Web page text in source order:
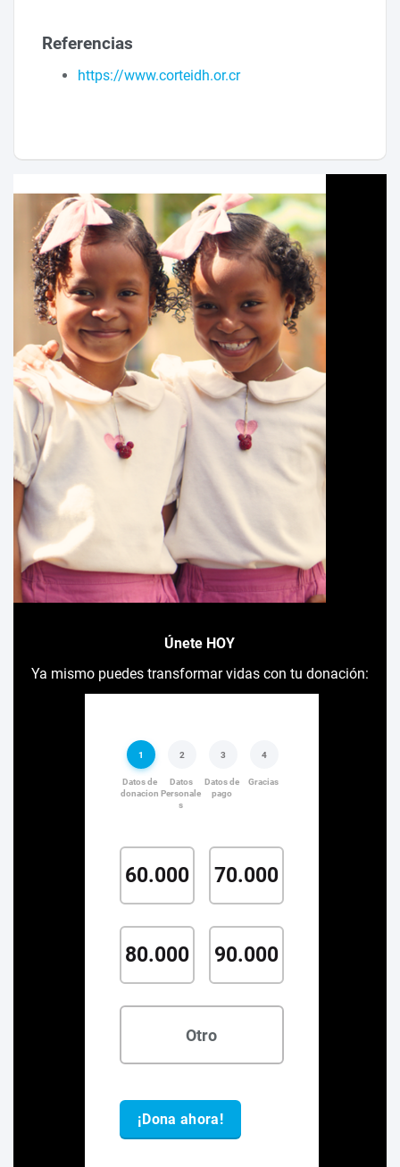
Referencias
https://www.corteidh.or.cr
Únete HOY
Ya mismo puedes transformar vidas con tu donación: